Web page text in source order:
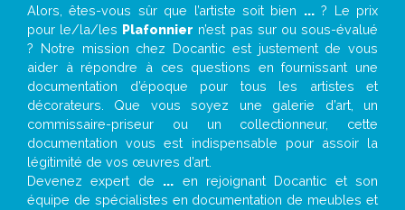
Alors, êtes-vous sûr que l’artiste soit bien ...? Le prix
pour le/la/les Plafonnier n’est pas sur ou sous-évalué
? Notre mission chez Docantic est justement de vous
aider à répondre à ces questions en fournissant une
documentation d’époque pour tous les artistes et
décorateurs. Que vous soyez une galerie d’art, un
commissaire-priseur ou un collectionneur, cette
documentation vous est indispensable pour assoir la
légitimité de vos œuvres d’art.
Devenez expert de ... en rejoignant Docantic et son
équipe de spécialistes en documentation de meubles et